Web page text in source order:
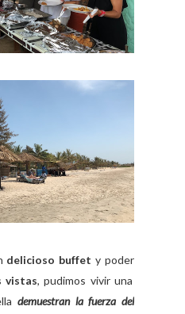
delicioso buffet y poder
vistas, pudimos vivir una
demuestran la fuerza del